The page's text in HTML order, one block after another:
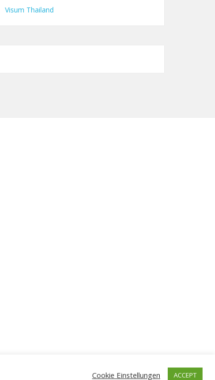
Visum Thailand
Cookie Einstellungen ACCEPT